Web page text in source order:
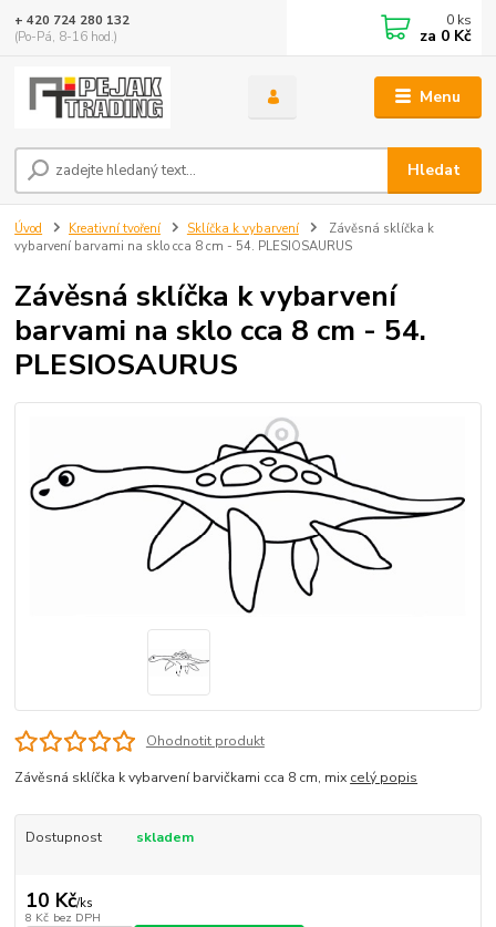
Menu
Hledat
+ 420 724 280 132
(Po-Pá, 8-16 hod.)
0 ks
za 0 Kč
Úvod Kreativní tvoření Sklíčka k vybarvení
Závěsná sklíčka k
vybarvení barvami na sklo cca 8 cm - 54. PLESIOSAURUS
Závěsná sklíčka k vybarvení
barvami na sklo cca 8 cm - 54.
PLESIOSAURUS
Ohodnotit produkt
Závěsná sklíčka k vybarvení barvičkami cca 8 cm, mix celý popis
Dostupnost skladem
10 Kč/ks
8 Kč bez DPH